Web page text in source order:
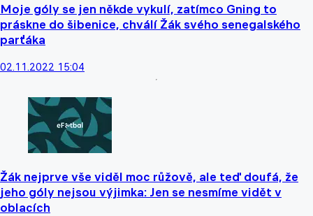
Moje góly se jen někde vykulí, zatímco Gning to
práskne do šibenice, chválí Žák svého senegalského
parťáka
02.11.2022 15:04
Žák nejprve vše viděl moc růžově, ale teď doufá, že
jeho góly nejsou výjimka: Jen se nesmíme vidět v
oblacích